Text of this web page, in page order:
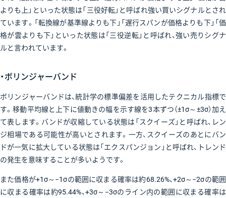
よりも上」といった状態は「三役好転」と呼ばれ強い買いシグナルとされ
ています。「転換線が基準線よりも下」「遅行スパンが価格よりも下」「価
格が雲よりも下」といった状態は「三役逆転」と呼ばれ、強い売りシグナ
ルと言われています。
・ボリンジャーバンド
ボリンジャーバンドは、統計学の標準偏差を活用したテクニカル指標で
す。移動平均線と上下に値動きの幅を示す線を3本ずつ（±1σ～±3σ）加え
て表します。バンドが収縮している状態は「スクイーズ」と呼ばれ、レン
ジ相場である可能性が高いとされます。一方、スクイーズのあとにバン
ドが一気に拡大している状態は「エクスパンジョン」と呼ばれ、トレンド
の発生を意味することが多いようです。
また価格が+1σ～−1σの範囲に収まる確率は約68.26%、+2σ～−2σの範囲
に収まる確率は約95.44%、+3σ～−3σのライン内の範囲に収まる確率は